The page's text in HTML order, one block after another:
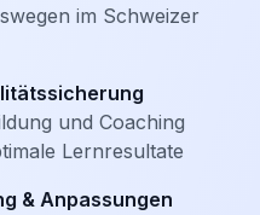
im Schweizer
und Coaching
Lernresultate
& Anpassungen